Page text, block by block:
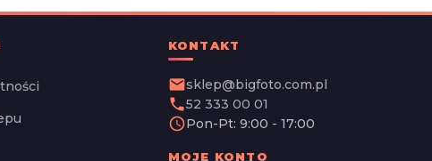
KONTAKT
emailsklep@bigfoto.com.pl
phone52 333 00 01
schedulePon-Pt: 9:00 - 17:00
MOJE KONTO